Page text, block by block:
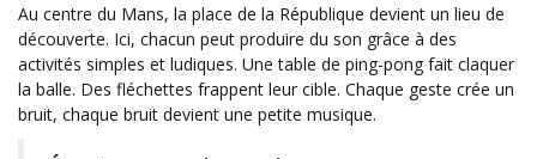
Au centre du Mans, la place de la République devient un lieu de
découverte. Ici, chacun peut produire du son grâce à des
activités simples et ludiques. Une table de ping-pong fait claquer
la balle. Des fléchettes frappent leur cible. Chaque geste crée un
bruit, chaque bruit devient une petite musique.